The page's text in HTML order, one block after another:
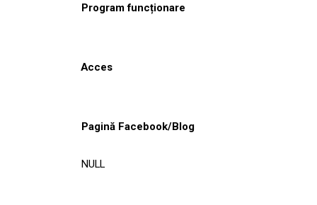
Program funcționare
Acces
Pagină Facebook/Blog
NULL